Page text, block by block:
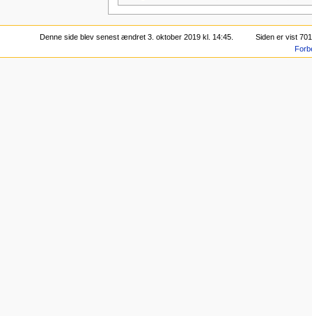
Denne side blev senest ændret 3. oktober 2019 kl. 14:45.
Siden er vist